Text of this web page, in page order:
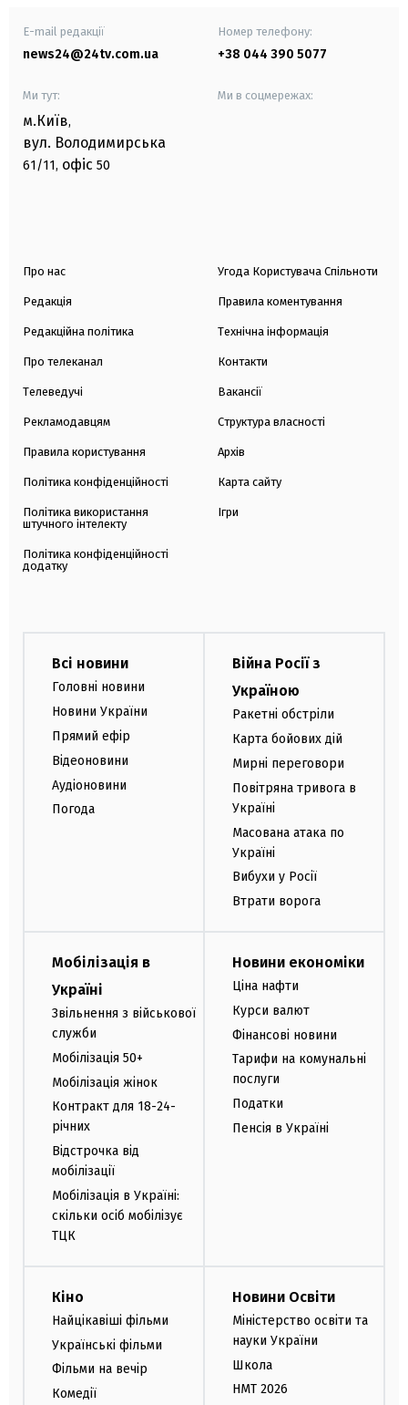
E-mail редакції
news24@24tv.com.ua
Номер телефону:
+38 044 390 5077
Ми тут:
м.Київ,
вул. Володимирська
61/11, офіс 50
Ми в соцмережах:
Про нас
Редакція
Редакційна політика
Про телеканал
Телеведучі
Рекламодавцям
Правила користування
Політика конфіденційності
Політика використання
штучного інтелекту
Політика конфіденційності
додатку
Угода Користувача Спільноти
Правила коментування
Технічна інформація
Контакти
Вакансії
Структура власності
Архів
Карта сайту
Ігри
Всі новини
Головні новини
Новини України
Прямий ефір
Відеоновини
Аудіоновини
Погода
Війна Росії з
Україною
Ракетні обстріли
Карта бойових дій
Мирні переговори
Повітряна тривога в
Україні
Масована атака по
Україні
Вибухи у Росії
Втрати ворога
Мобілізація в
Україні
Звільнення з військової
служби
Мобілізація 50+
Мобілізація жінок
Контракт для 18-24-
річних
Відстрочка від
мобілізації
Мобілізація в Україні:
скільки осіб мобілізує
ТЦК
Новини економіки
Ціна нафти
Курси валют
Фінансові новини
Тарифи на комунальні
послуги
Податки
Пенсія в Україні
Кіно
Найцікавіші фільми
Українські фільми
Фільми на вечір
Комедії
Новини Освіти
Міністерство освіти та
науки України
Школа
НМТ 2026